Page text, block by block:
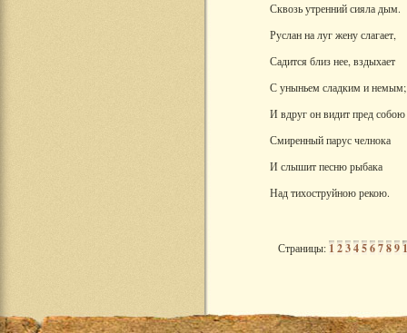
Сквозь утренний сияла дым.
Руслан на луг жену слагает,
Садится близ нее, вздыхает
С уныньем сладким и немым;
И вдруг он видит пред собою
Смиренный парус челнока
И слышит песню рыбака
Над тихоструйною рекою.
Страницы:1 23456789